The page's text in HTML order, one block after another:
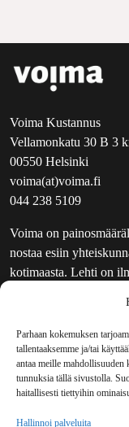
Parhaan kokemuksen
tallentaaksemme ja/tai
antaa meille
tunnuksia tällä sivustolla.
haitallisesti tiettyihin
Hallinnoi palveluita
Voima Kustannus
Vellamonkatu 30 B 3
00550 Helsinki
voima(at)voima.fi
044 238 5109
Voima on
nostaa esiin
kotimaasta. Lehti on
UUTISKIRJE
MAINOSTAJILLE
VASTAMAINOKSET
JAKELUPAIKAT
REKISTERISELOSTE